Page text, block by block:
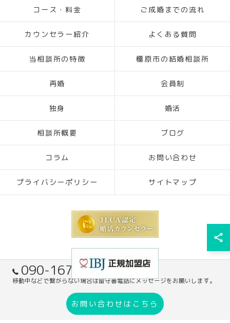
090-1671-7305
移動中などで繋がらない場合は留守番電話にメッセージをお願いします。
お問い合わせはこちら
コース・料金 ご成婚までの流れ
カウンセラー紹介 よくある質問
当相談所の特徴 橿原市の結婚相談所
再婚 会員制
独身 婚活
相談所概要 ブログ
コラム お問い合わせ
プライバシーポリシー サイトマップ
© 2026 奈良の結婚相談所ならブライダルサポート HaRiS mariage ALL RIGHTS
RESERVED.